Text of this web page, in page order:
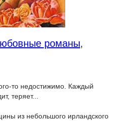
романы,
то недостижимо. Каждый
теряет...
из небольшого ирландского